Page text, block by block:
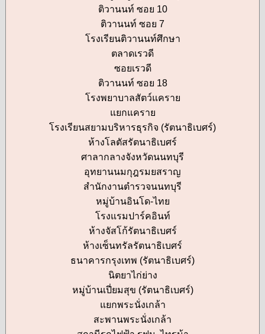
ติวานนท์ ซอย 10
ติวานนท์ ซอย 7
โรงเรียนติวานนท์ศึกษา
ตลาดเรวดี
ซอยเรวดี
ติวานนท์ ซอย 18
โรงพยาบาลสัตว์แคราย
แยกแคราย
โรงเรียนสยามบริหารธุรกิจ (รัตนาธิเบศร์)
ห้างโลตัสรัตนาธิเบศร์
ศาลากลางจังหวัดนนทบุรี
อุทยานนมกุฎรมยสราญ
สำนักงานตำรวจนนทบุรี
หมู่บ้านอินโด-ไทย
โรงแรมปาร์คอินท์
ห้างจัสโก้รัตนาธิเบศร์
ห้างเซ็นทรัลรัตนาธิเบศร์
ธนาคารกรุงเทพ (รัตนาธิเบศร์)
นิตยาไก่ย่าง
หมู่บ้านเปี่ยมสุข (รัตนาธิเบศร์)
แยกพระนั่งเกล้า
สะพานพระนั่งเกล้า